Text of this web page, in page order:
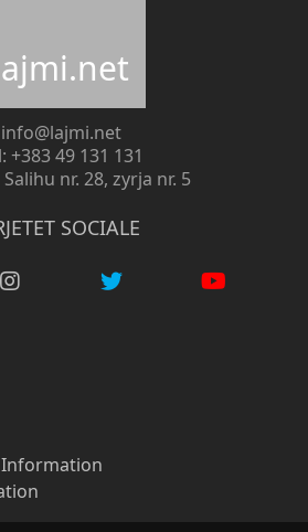
info@lajmi.net
+383 49 131 131
Salihu nr. 28, zyrja nr. 5
SOCIALE